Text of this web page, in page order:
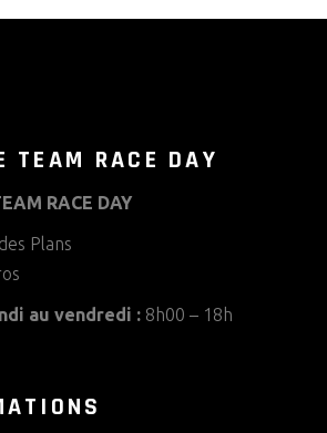
TEAM RACE DAY
RACE DAY
Plans
au vendredi : 8h00 – 18h